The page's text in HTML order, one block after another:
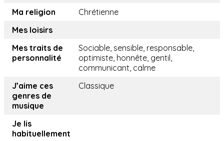
Ma religion
Chrétienne
Mes loisirs
Mes traits de
personnalité
Sociable, sensible, responsable,
optimiste, honnête, gentil,
communicant, calme
J’aime ces
genres de
musique
Classique
Je lis
habituellement